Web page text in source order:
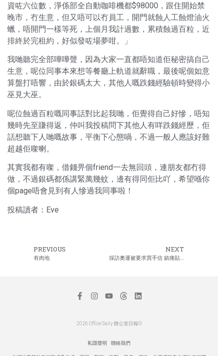
資咗六位數，淨係部全自動咖啡機都$98000，跟住開始禁
晚市，冇生意，但又唔可以冇員工，開門就蝕人工蝕燈油火
蠟，唔開門一樣等死，上個月我計過數，累積蝕過百粒，近
排終於完租約，好似發咗場夢咁。」
我哋聽完全部嘩嘩聲，因為大家一直都唔知道佢秘密搞自己
生意，呢位同事本來想等餐廳上軌道就辭職，最後呢個如意
算盤打唔響，由於銀碼太大，其他人嘅跌錢經驗頓時變得小
巫見大巫。
呢位蝕過百粒嘅同事話對比起我哋，佢覺得自己好慘，唔知
幾時先至賺得返，仲叫我投稿問下其他人有咩跌錢經歷，佢
話想聽下人哋嘅故事，平衡下心態喎，不過一般人應該好難
超越佢㗎喇。
其實我都有㗎，借錢畀個friend一去無回頭，連朋友都冇得
做，不過銀碼都係講緊萬幾蚊，邊有得同佢比吖，希望喺你
個page唔會見到有人慘過我同事啦！
投稿讀者：Eve
PREVIOUS
有肉地
NEXT
採訪奧運被要求買手信 鎮痛貼Tokyo Banana乜都有
2026 Office Daily 辦公室日報©
私隱聲明 聯絡我們